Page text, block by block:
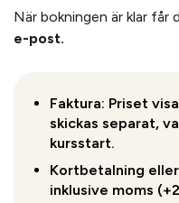
När bokningen är klar får
e-post.
Faktura: Priset
skickas separat,
kursstart.
Kortbetalning
inklusive moms